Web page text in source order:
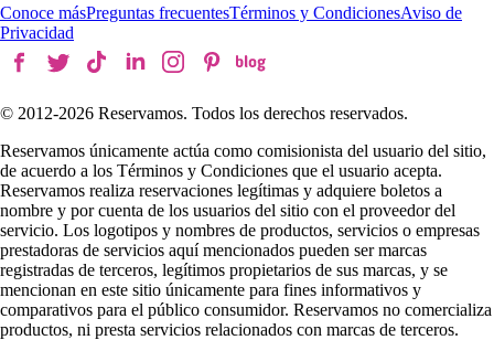
Conoce másPreguntas frecuentesTérminos y CondicionesAviso de
Privacidad
© 2012-2026 Reservamos. Todos los derechos reservados.
Reservamos únicamente actúa como comisionista del usuario del sitio,
de acuerdo a los Términos y Condiciones que el usuario acepta.
Reservamos realiza reservaciones legítimas y adquiere boletos a
nombre y por cuenta de los usuarios del sitio con el proveedor del
servicio. Los logotipos y nombres de productos, servicios o empresas
prestadoras de servicios aquí mencionados pueden ser marcas
registradas de terceros, legítimos propietarios de sus marcas, y se
mencionan en este sitio únicamente para fines informativos y
comparativos para el público consumidor. Reservamos no comercializa
productos, ni presta servicios relacionados con marcas de terceros.